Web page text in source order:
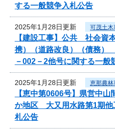
する一般競争入札公告
2025年1月28日更新 可茂土木
【建設工事】公共 社会資
携）（道路改良）（債務
－002－2他号に関する一般
2025年1月28日更新 恵那農林
【恵中第0606号】県営中
か地区 大又用水路第1期他
札公告